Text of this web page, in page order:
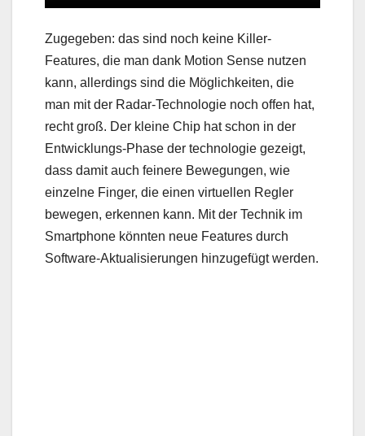
Zugegeben: das sind noch keine Killer-
Features, die man dank Motion Sense nutzen
kann, allerdings sind die Möglichkeiten, die
man mit der Radar-Technologie noch offen hat,
recht groß. Der kleine Chip hat schon in der
Entwicklungs-Phase der technologie gezeigt,
dass damit auch feinere Bewegungen, wie
einzelne Finger, die einen virtuellen Regler
bewegen, erkennen kann. Mit der Technik im
Smartphone könnten neue Features durch
Software-Aktualisierungen hinzugefügt werden.